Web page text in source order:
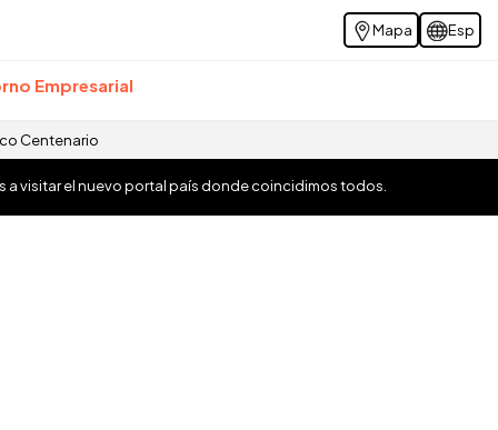
Mapa Esp
Empresarial
Centenario
a visitar el nuevo portal país donde coincidimos todos.